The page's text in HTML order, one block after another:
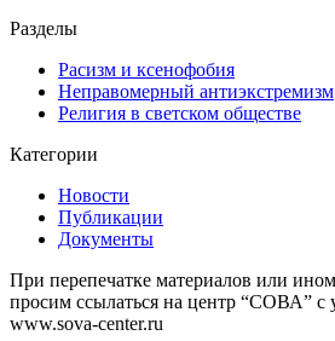
Разделы
Расизм и ксенофобия
Неправомерный антиэкстремизм
Религия в светском обществе
Категории
Новости
Публикации
Документы
При перепечатке материалов или
просим ссылаться на центр “СОВА” с
www.sova-center.ru